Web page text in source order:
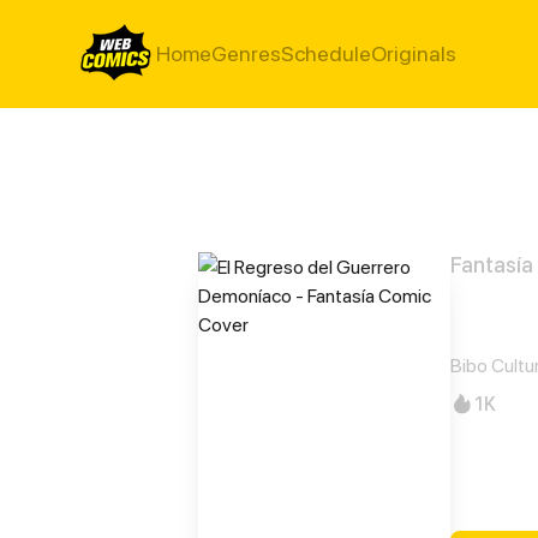
HomeGenresScheduleOriginals
Fantasía
Bibo
1K